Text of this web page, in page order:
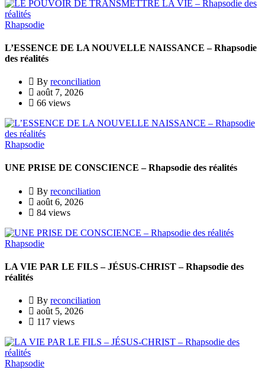
Rhapsodie
L’ESSENCE DE LA NOUVELLE NAISSANCE – Rhapsodie
des réalités
By reconciliation
août 7, 2026
66 views
Rhapsodie
UNE PRISE DE CONSCIENCE – Rhapsodie des réalités
By reconciliation
août 6, 2026
84 views
Rhapsodie
LA VIE PAR LE FILS – JÉSUS-CHRIST – Rhapsodie des
réalités
By reconciliation
août 5, 2026
117 views
Rhapsodie